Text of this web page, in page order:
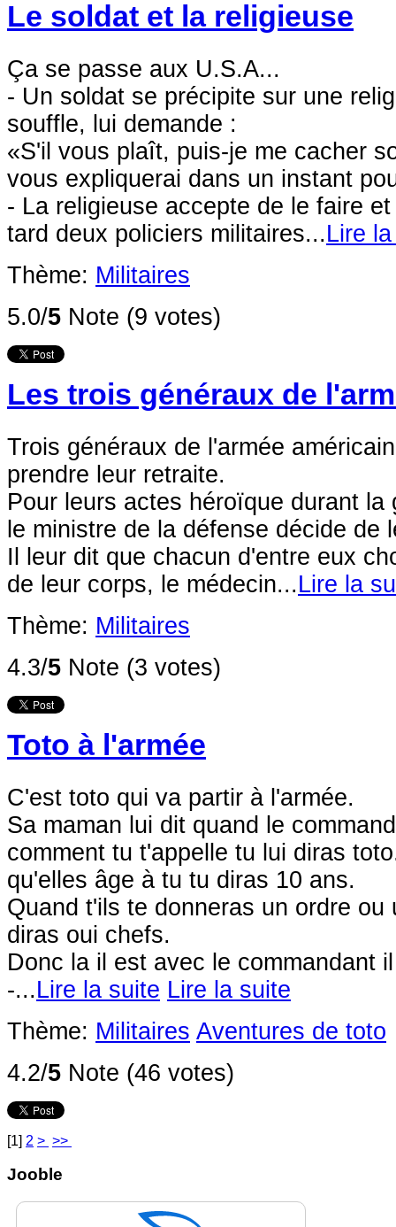
Le soldat et la religieuse
Ça se passe aux U.S.A...
- Un soldat se précipite sur une
souffle, lui demande :
«S'il vous plaît, puis-je me cacher
vous expliquerai dans un instant
- La religieuse accepte de le faire
tard deux policiers militaires...Lire
Thème: Militaires
5.0/5 Note (9 votes)
Les trois généraux de
Trois généraux de l'armée
prendre leur retraite.
Pour leurs actes héroïque durant la
le ministre de la défense décide de
Il leur dit que chacun d'entre eux
de leur corps, le médecin...Lire la
Thème: Militaires
4.3/5 Note (3 votes)
Toto à l'armée
C'est toto qui va partir à l'armée.
Sa maman lui dit quand le
comment tu t'appelle tu lui diras
qu'elles âge à tu tu diras 10 ans.
Quand t'ils te donneras un ordre ou
diras oui chefs.
Donc la il est avec le commandant
-...Lire la suite Lire la suite
Thème: Militaires Aventures de toto
4.2/5 Note (46 votes)
[1] 2 > >>
Jooble